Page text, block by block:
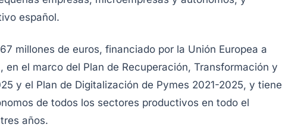
español.
millones de euros, financiado por la Unión Europea a
, en el marco del Plan de Recuperación, Transformación y
y el Plan de Digitalización de Pymes 2021-2025, y tiene
de todos los sectores productivos en todo el
años.